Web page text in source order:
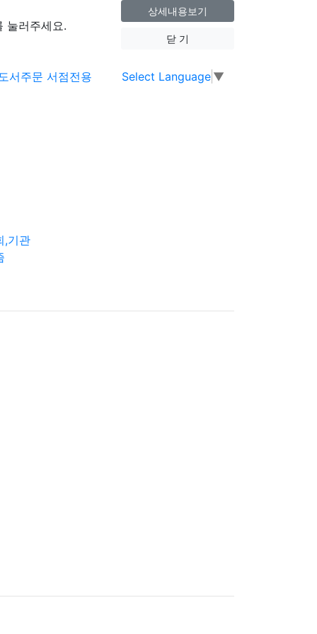
눌러주세요.
상세내용보기
닫 기
Select Language ▼
,기관